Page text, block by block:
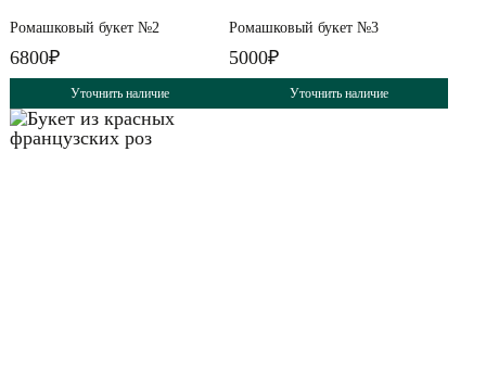
Ромашковый букет №2
6800₽
Уточнить наличие
Ромашковый букет №3
5000₽
Уточнить наличие